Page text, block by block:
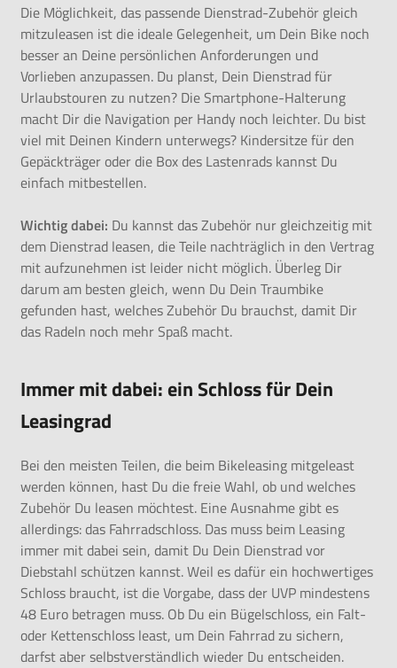
Die Möglichkeit, das passende Dienstrad-Zubehör gleich
mitzuleasen ist die ideale Gelegenheit, um Dein Bike noch
besser an Deine persönlichen Anforderungen und
Vorlieben anzupassen. Du planst, Dein Dienstrad für
Urlaubstouren zu nutzen? Die Smartphone-Halterung
macht Dir die Navigation per Handy noch leichter. Du bist
viel mit Deinen Kindern unterwegs? Kindersitze für den
Gepäckträger oder die Box des Lastenrads kannst Du
einfach mitbestellen.
Wichtig dabei: Du kannst das Zubehör nur gleichzeitig mit
dem Dienstrad leasen, die Teile nachträglich in den Vertrag
mit aufzunehmen ist leider nicht möglich. Überleg Dir
darum am besten gleich, wenn Du Dein Traumbike
gefunden hast, welches Zubehör Du brauchst, damit Dir
das Radeln noch mehr Spaß macht.
Immer mit dabei: ein Schloss für Dein
Leasingrad
Bei den meisten Teilen, die beim Bikeleasing mitgeleast
werden können, hast Du die freie Wahl, ob und welches
Zubehör Du leasen möchtest. Eine Ausnahme gibt es
allerdings: das Fahrradschloss. Das muss beim Leasing
immer mit dabei sein, damit Du Dein Dienstrad vor
Diebstahl schützen kannst. Weil es dafür ein hochwertiges
Schloss braucht, ist die Vorgabe, dass der UVP mindestens
48 Euro betragen muss. Ob Du ein Bügelschloss, ein Falt-
oder Kettenschloss least, um Dein Fahrrad zu sichern,
darfst aber selbstverständlich wieder Du entscheiden.